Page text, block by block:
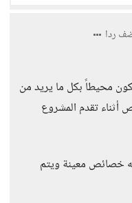
ردا
محيطاً بكل ما يريد من
أثناء تقدم المشروع
خصائص معينة ويتم